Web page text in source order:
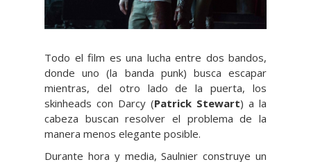
Todo el film es una lucha entre dos bandos,
donde uno (la banda punk) busca escapar
mientras, del otro lado de la puerta, los
skinheads con Darcy (Patrick Stewart) a la
cabeza buscan resolver el problema de la
manera menos elegante posible.
Durante hora y media, Saulnier construye un